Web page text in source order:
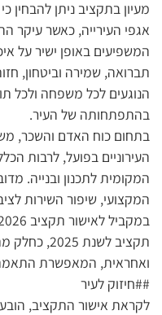
מעיון בתקציב ניתן
אגפי העירייה, כאשר עיקר
המשפיעים באופן ישיר על
תברואה, שמירה וביטחון,
הנוגעים לכל משפחה ולכל
בהתפתחותה של העיר.
בתחום כוח האדם והשכר,
העירוניים בפועל, לרבות
המקומית לתכנון ובנייה.
המקצועי, שיפור השירות
תקציב
ואחראית, המאפשרת התאמה
##חיזוק לעיר
לקראת אישור התקציב,